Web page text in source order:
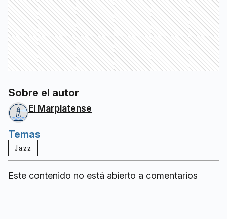
Sobre el autor
El Marplatense
Temas
Jazz
Este contenido no está abierto a comentarios